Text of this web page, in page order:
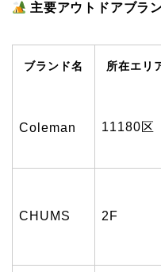
主要アウトドアブラ
ブランド名 所在エリ
Coleman 11180区
CHUMS 2F